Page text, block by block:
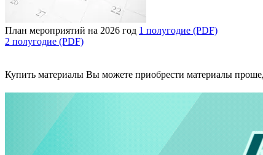
План мероприятий на 2026 год 1 полугодие (PDF)
2 полугодие (PDF)
Купить материалы Вы можете приобрести материалы